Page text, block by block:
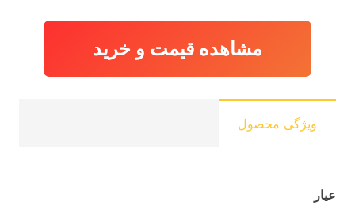
6,367,550 تومان
مشاهده قیمت و خرید
ویژگی محصول
عیار